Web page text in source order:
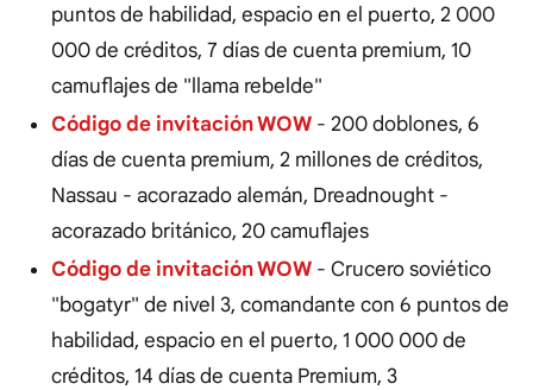
puntos de habilidad, espacio en el puerto, 2 000
000 de créditos, 7 días de cuenta premium, 10
camuflajes de "llama rebelde"
Código de invitación WOW- 200 doblones, 6
días de cuenta premium, 2 millones de créditos,
Nassau - acorazado alemán, Dreadnought -
acorazado británico, 20 camuflajes
Código de invitación WOW- Crucero soviético
"bogatyr" de nivel 3, comandante con 6 puntos de
habilidad, espacio en el puerto, 1 000 000 de
créditos, 14 días de cuenta Premium, 3